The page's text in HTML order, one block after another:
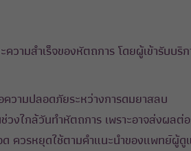
ามสำเร็จของหัตถการ โดยผู้เข้ารับบ
วามปลอดภัยระหว่างการดมยาสลบ
งใกล้วันทำหัตถการ เพราะอาจส่งผลต่
ด ควรหยุดใช้ตามคำแนะนำของแพทย์ผู้ดู